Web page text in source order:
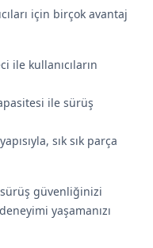
için birçok avantaj
ile kullanıcıların
ile sürüş
sık sık parça
güvenliğinizi
yaşamanızı